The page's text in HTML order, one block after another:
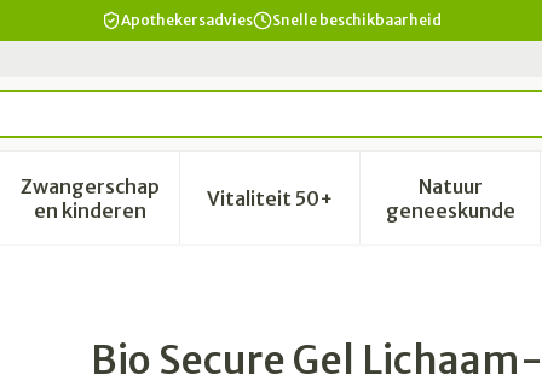
Apothekersadvies Snelle beschikbaarheid
verzorging en hygiëne categorie
voor Dieet, voeding en vitamines categorie
Zwangerschap
en kinderenToon submenu voor Zwangerschap en
Vitaliteit 50+Toon submenu voor Vitaliteit
Natuur
geneeskunde
Toon
Z/zeep 730ml
Bio Secure Gel